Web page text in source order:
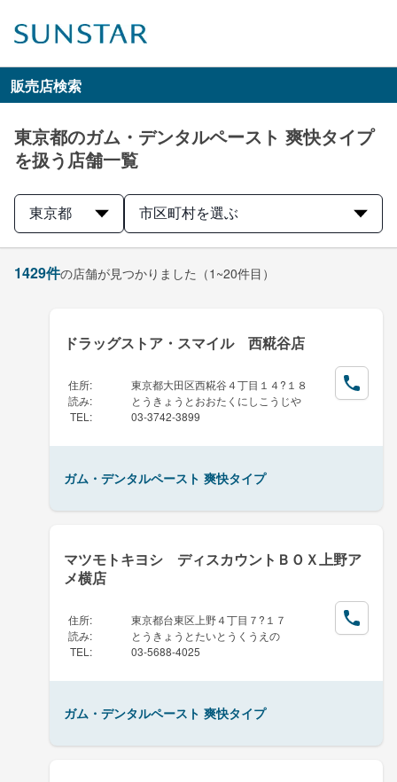
販売店検索
東京都のガム・デンタルペースト 爽快タイプ
を扱う店舗一覧
東京都 市区町村を選ぶ
1429件の店舗が見つかりました （1~20件目）
ドラッグストア・スマイル 西糀谷店
住所:
東京都大田区西糀谷４丁目１４?１８
読み:
とうきょうとおおたくにしこうじや
TEL : 03-3742-3899
ガム・デンタルペースト 爽快タイプ
マツモトキヨシ ディスカウントＢＯＸ上野ア
メ横店
住所:
東京都台東区上野４丁目７?１７
読み:
とうきょうとたいとうくうえの
TEL : 03-5688-4025
ガム・デンタルペースト 爽快タイプ